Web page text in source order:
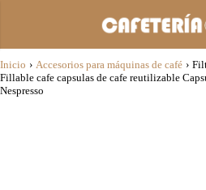
Inicio › Accesorios para máquinas de café ›
Fillable cafe capsulas de cafe reutilizable
Nespresso